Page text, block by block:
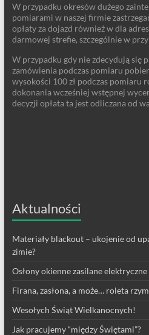
W przypadku okresów dużego
pomiarami w naszej firmie
opłaty za dojazd również w dla
darmowej strefie, szczególnie w
W przypadku gdy nie zdecydują się
zamówienia podczas pomiaru
wysokości 100 zł podczas pomiaru
dokonania wcześniej wstępnej
decyzji opłata ta jest odliczana od
Aktualności
Materiały blackout – ukojenie od
zimie?
Osłony okienne zasilane
Firana, zasłona, a może… roleta
Wesołych Świąt Wielkanocnych!
Jak pracujemy “między Świętami”?